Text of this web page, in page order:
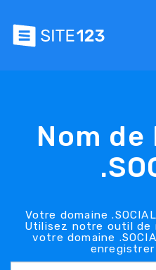
Nom de
Votre domaine
Utilisez notre outil de
votre domaine